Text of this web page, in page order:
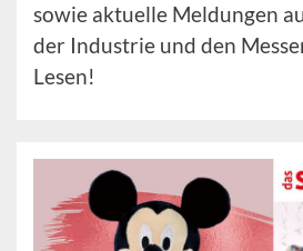
sowie aktuelle Meldungen
der Industrie und den
Lesen!